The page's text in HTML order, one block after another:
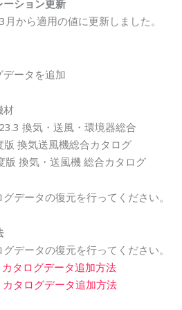
ーション更新
から適用の値に更新しました。
ータを追加
材
換気・送風・環境器総合
気送風機総合カタログ
・送風機 総合カタログ
データの復元を行ってください。
データの復元を行ってください。
カタログデータ追加方法
カタログデータ追加方法